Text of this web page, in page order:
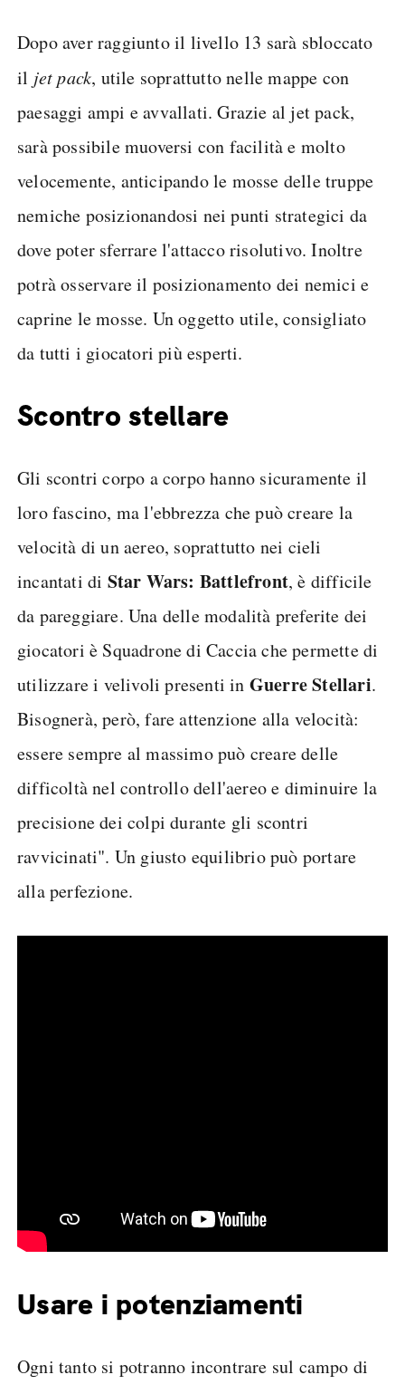
Dopo aver raggiunto il livello 13 sarà sbloccato
il jet pack, utile soprattutto nelle mappe con
paesaggi ampi e avvallati. Grazie al jet pack,
sarà possibile muoversi con facilità e molto
velocemente, anticipando le mosse delle truppe
nemiche posizionandosi nei punti strategici da
dove poter sferrare l'attacco risolutivo. Inoltre
potrà osservare il posizionamento dei nemici e
caprine le mosse. Un oggetto utile, consigliato
da tutti i giocatori più esperti.
Scontro stellare
Gli scontri corpo a corpo hanno sicuramente il
loro fascino, ma l'ebbrezza che può creare la
velocità di un aereo, soprattutto nei cieli
incantati di Star Wars: Battlefront, è difficile
da pareggiare. Una delle modalità preferite dei
giocatori è Squadrone di Caccia che permette di
utilizzare i velivoli presenti in Guerre Stellari.
Bisognerà, però, fare attenzione alla velocità:
essere sempre al massimo può creare delle
difficoltà nel controllo dell'aereo e diminuire la
precisione dei colpi durante gli scontri
ravvicinati". Un giusto equilibrio può portare
alla perfezione.
Usare i potenziamenti
Ogni tanto si potranno incontrare sul campo di